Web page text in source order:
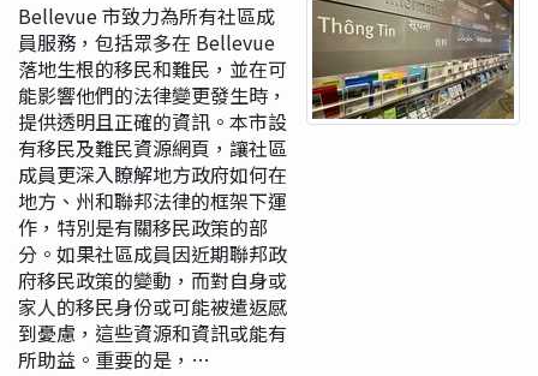
Bellevue 市致力為所有社區成
員服務，包括眾多在 Bellevue
落地生根的移民和難民，並在可
能影響他們的法律變更發生時，
提供透明且正確的資訊。本市設
有移民及難民資源網頁，讓社區
成員更深入瞭解地方政府如何在
地方、州和聯邦法律的框架下運
作，特別是有關移民政策的部
分。如果社區成員因近期聯邦政
府移民政策的變動，而對自身或
家人的移民身份或可能被遣返感
到憂慮，這些資源和資訊或能有
所助益。重要的是，…